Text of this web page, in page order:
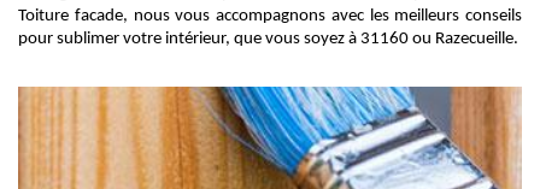
Toiture facade, nous vous accompagnons avec les meilleurs conseils
pour sublimer votre intérieur, que vous soyez à 31160 ou Razecueille.